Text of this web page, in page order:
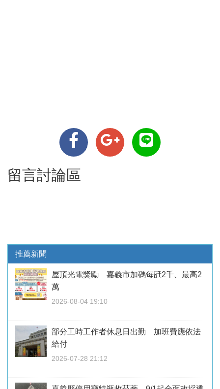
留言討論區
推薦新聞
屋頂光電獎勵 嘉義市加碼每瓩2千、最高2
萬
2026-08-04 19:10
部分工時工作者休息日出勤 加班費應依法
給付
2026-07-28 21:12